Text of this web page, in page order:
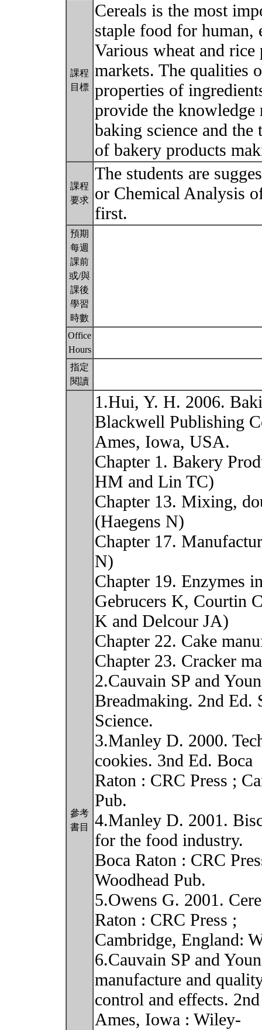
課程
目標
Cereals is the most
staple food for human,
Various wheat and rice
markets. The qualities
properties of
provide the knowledge
baking science and
of bakery products
課程
要求
The students are
or Chemical Analysis
first.
預期
每週
課前
或/與
課後
學習
時數
Office
Hours
指定
閱讀
參考
書目
1.Hui, Y. H. 2006.
Blackwell Publishing
Ames, Iowa, USA.
Chapter 1. Bakery
HM and Lin TC)
Chapter 13. Mixing,
(Haegens N)
Chapter 17.
N)
Chapter 19. Enzymes
Gebrucers K, Courtin
K and Delcour JA)
Chapter 22. Cake
Chapter 23. Cracker
2.Cauvain SP and
Breadmaking. 2nd Ed.
Science.
3.Manley D. 2000.
cookies. 3nd Ed. Boca
Raton : CRC Press ;
Pub.
4.Manley D. 2001.
for the food industry.
Boca Raton : CRC
Woodhead Pub.
5.Owens G. 2001.
Raton : CRC Press ;
Cambridge, England:
6.Cauvain SP and
manufacture and
control and effects.
Ames, Iowa : Wiley-